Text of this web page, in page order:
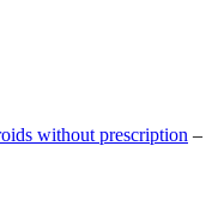
without prescription –